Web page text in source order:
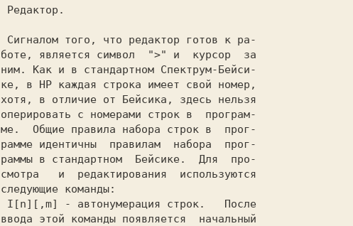
боте, является символ
">" и  курсор  за
ним. Как и в стандартном Спектрум-Бейси-
ке, в НР каждая строка имеет свой номер,
хотя, в отличие от Бейсика, здесь нельзя
оперировать с номерами строк в  програм-
ме.  Общие правила набора строк в  прог-
рамме идентичны  правилам  набора  прог-
смотра   и  редактирования  используются
I[n][,m]
- автонумерация строк.   После
ввода этой команды появляется  начальный